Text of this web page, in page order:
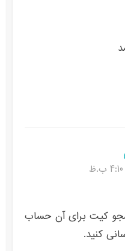
کیت برای آن حساب
کنید.